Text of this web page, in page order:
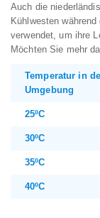
Auch die
Kühlwesten
verwendet, um ihre
Möchten Sie mehr
Temperatur in
Umgebung
25ºC
30ºC
35ºC
40ºC